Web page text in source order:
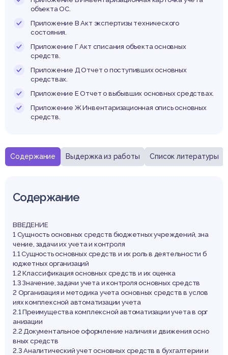
Содержание Выдержка из работы Список литературы
Содержание
ВВЕДЕНИЕ
1 Сущность основных средств бюджетных учреждений, зна
чение, задачи их учета и контроля
1.1 Сущность основных средств и их роль в деятельности б
юджетных организаций
1.2 Классификация основных средств и их оценка
1.3 Значение, задачи учета и контроля основных средств
2 Организация и методика учета основных средств в услов
иях комплексной автоматизации учета
2.1 Преимущества комплексной автоматизации учета в орг
анизации
2.2 Документальное оформление наличия и движения осно
вных средств
2.3 Аналитический учет основных средств в бухгалтерии и
объекта ОC.
Приложение В Акт экспертизы технического
состояния.
Приложение Г Акт списания объекта основных
средств.
Приложение Д Отчет о поступивших основных
средствах.
Приложение Е Отчет о выбывших основных средствах.
Приложение Ж Инвентаризационная опись основных
средств.